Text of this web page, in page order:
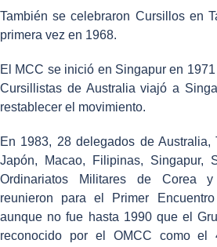
También se celebraron Cursillos en
primera vez en 1968.
El MCC se inició en Singapur en
Cursillistas de Australia viajó a
restablecer el movimiento.
En 1983, 28 delegados de Australia,
Japón, Macao, Filipinas, Singapur,
Ordinariatos Militares de Corea
reunieron para el Primer
aunque no fue hasta 1990 que el
reconocido por el OMCC como el